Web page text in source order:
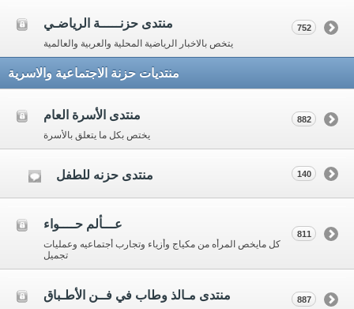
منتدى حزنـــــة الرياضـي
يتخص بالاخبار الرياضية المحلية والعربية والعالمية
752
منتديات حزنة الاجتماعية والاسرية
منتدى الأسرة العام
يختص بكل ما يتعلق بالأسرة
882
منتدى حزنه للطفل 140
عـــألم حــــواء
كل مايخص المرأه من مكياج وأزياء وتجارب أجتماعيه وعمليات
تجميل
811
منتدى مـالذ وطاب في فــن الأطـباق 887